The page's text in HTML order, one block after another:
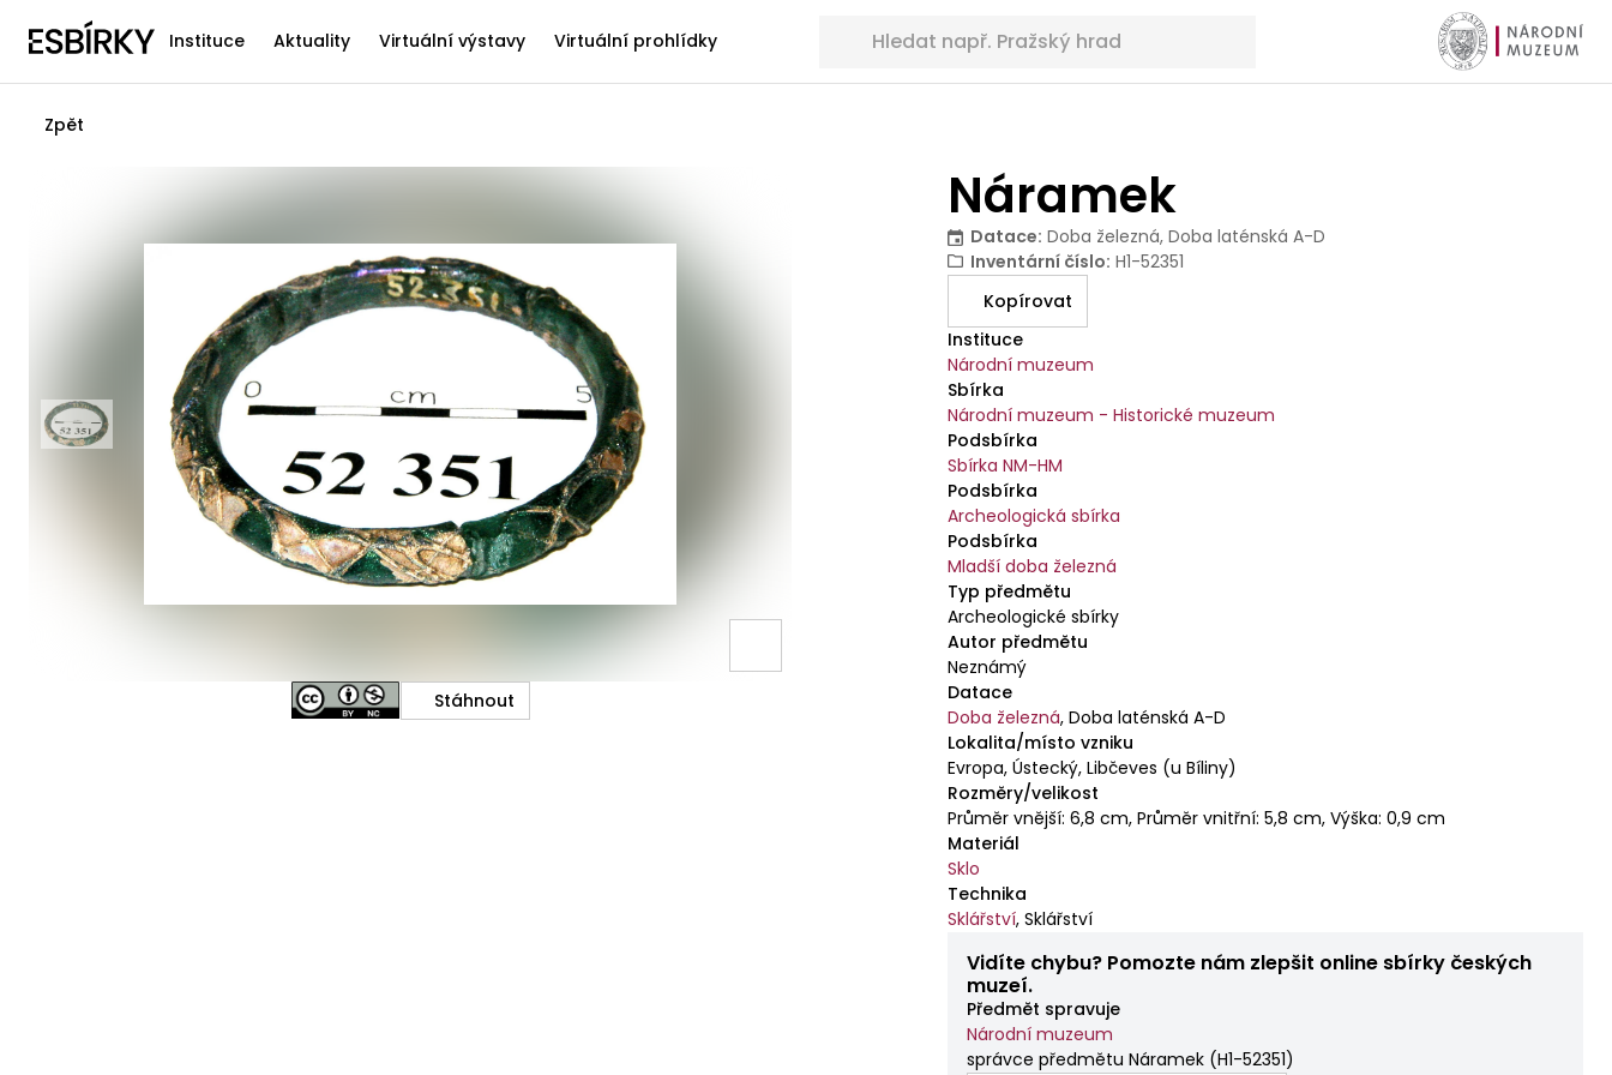
Instituce Aktuality Virtuální výstavy Virtuální prohlídky
Zpět
Náramek
Datace: Doba železná, Doba laténská A-D
Inventární číslo: H1-52351
Kopírovat
Instituce
Národní muzeum
Sbírka
Národní muzeum - Historické muzeum
Podsbírka
Sbírka NM-HM
Podsbírka
Archeologická sbírka
Podsbírka
Mladší doba železná
Typ předmětu
Archeologické sbírky
Autor předmětu
Neznámý
Datace
Doba železná,Doba laténská A-D
Lokalita/místo vzniku
Evropa, Ústecký, Libčeves (u Bíliny)
Rozměry/velikost
Průměr vnější: 6,8 cm, Průměr vnitřní: 5,8 cm, Výška: 0,9 cm
Materiál
Sklo
Technika
Sklářství,Sklářství
Vidíte chybu? Pomozte nám zlepšit online sbírky českých
muzeí.
Předmět spravuje
Národní muzeum
správce předmětu Náramek (H1-52351)
Stáhnout